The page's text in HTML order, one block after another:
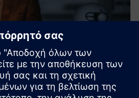
E SaaS
προγραμματισμού